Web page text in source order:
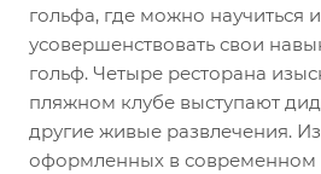
гольфа, где можно научиться
усовершенствовать свои
гольф. Четыре ресторана
пляжном клубе выступают
другие живые развлечения.
оформленных в современном